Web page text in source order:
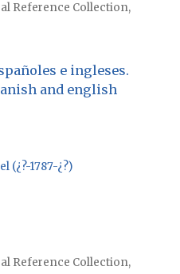
Reference Collection,
e ingleses.
and english
(¿?-1787-¿?)
Reference Collection,